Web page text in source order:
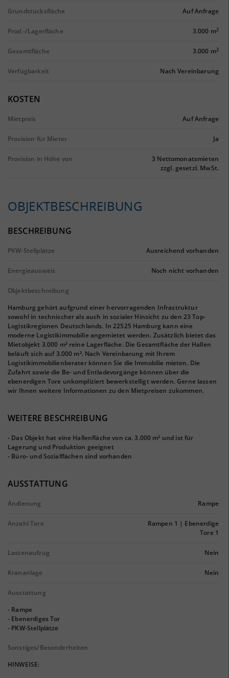
Grundstücksfläche Auf Anfrage
Prod.-/Lagerfläche 3.000 m2
Gesamtfläche 3.000 m2
Verfügbarkeit Nach Vereinbarung
KOSTEN
Mietpreis Auf Anfrage
Provision für Mieter Ja
Provision in Höhe von
3 Nettomonatsmieten
zzgl. gesetzl. MwSt.
OBJEKTBESCHREIBUNG
BESCHREIBUNG
PKW-Stellplätze Ausreichend vorhanden
Energieausweis Noch nicht vorhanden
Objektbeschreibung
Hamburg gehört aufgrund einer hervorragenden Infrastruktur
sowohl in technischer als auch in sozialer Hinsicht zu den 23 Top-
Logistikregionen Deutschlands. In 22525 Hamburg kann eine
moderne Logistikimmobilie angemietet werden. Zusätzlich bietet das
Mietobjekt 3.000 m² reine Lagerfläche. Die Gesamtfläche der Hallen
beläuft sich auf 3.000 m². Nach Vereinbarung mit Ihrem
Logistikimmobilienberater können Sie die Immobilie mieten. Die
Zufahrt sowie die Be- und Entladevorgänge können über die
ebenerdigen Tore unkompliziert bewerkstelligt werden. Gerne lassen
wir Ihnen weitere Informationen zu den Mietpreisen zukommen.
WEITERE BESCHREIBUNG
- Das Objekt hat eine Hallenfläche von ca. 3.000 m² und ist für
Lagerung und Produktion geeignet
- Büro- und Sozialflächen sind vorhanden
AUSSTATTUNG
Andienung Rampe
Anzahl Tore
Rampen 1 | Ebenerdige
Tore 1
Lastenaufzug Nein
Krananlage Nein
Ausstattung
- Rampe
- Ebenerdiges Tor
- PKW-Stellplätze
Sonstiges/Besonderheiten
HINWEISE: